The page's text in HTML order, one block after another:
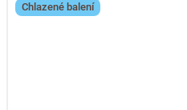
Chlazené balení